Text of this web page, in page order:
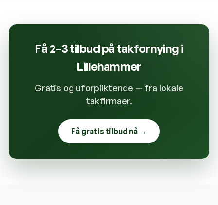
Få 2–3 tilbud på takfornying i
Lillehammer
Gratis og uforpliktende — fra lokale
takfirmaer.
Få gratis tilbud nå →